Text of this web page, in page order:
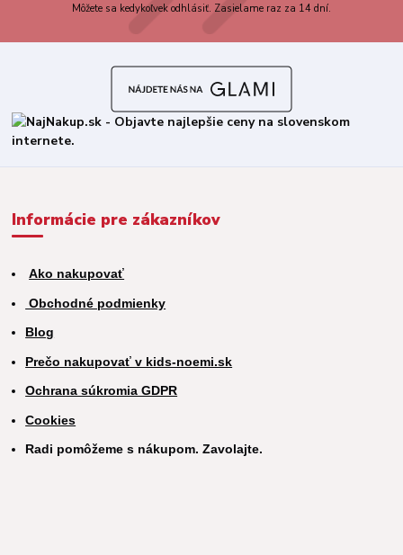
Môžete sa kedykoľvek odhlásiť. Zasielame raz za 14 dní.
Informácie pre zákazníkov
Ako nakupovať
Obchodné podmienky
Blog
Prečo nakupovať v kids-noemi.sk
Ochrana súkromia GDPR
Cookies
Radi pomôžeme s nákupom. Zavolajte.